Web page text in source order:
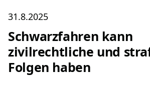
31.8.2025
Schwarzfahren kann
zivilrechtliche und
Folgen haben